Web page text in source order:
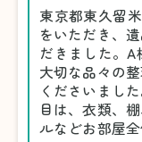
東京都東久留
をいただき、
だきました。A
大切な品々の
くださいまし
目は、衣類、
ルなどお部屋